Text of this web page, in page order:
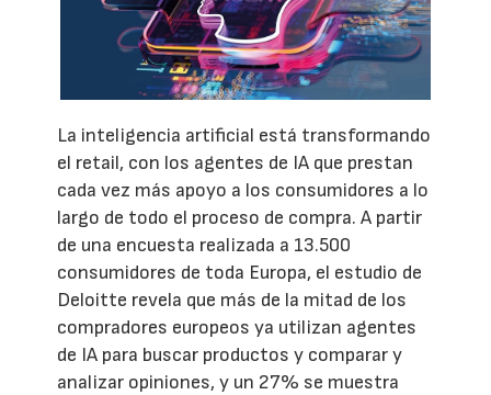
La inteligencia artificial está transformando
el retail, con los agentes de IA que prestan
cada vez más apoyo a los consumidores a lo
largo de todo el proceso de compra. A partir
de una encuesta realizada a 13.500
consumidores de toda Europa, el estudio de
Deloitte revela que más de la mitad de los
compradores europeos ya utilizan agentes
de IA para buscar productos y comparar y
analizar opiniones, y un 27% se muestra